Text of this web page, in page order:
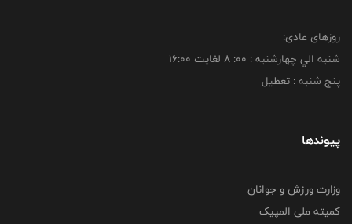
روزهای عادی:
شنبه الي چهارشنبه : 00: 8 لغايت 16:00
پنج شنبه : تعطیل
پیوندها
وزارت ورزش و جوانان
کمیته ملی المپیک